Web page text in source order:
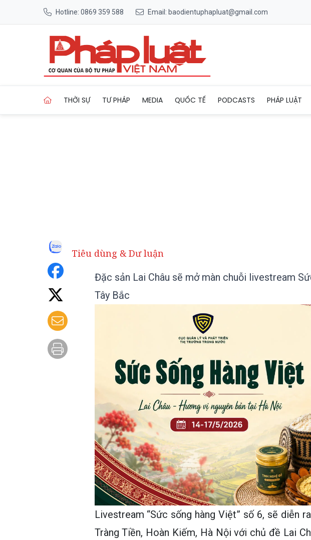
Hotline: 0869 359 588 Email: baodientuphapluat@gmail.com
THỜI SỰ TƯ PHÁP MEDIA QUỐC TẾ PODCASTS PHÁP LUẬT
Tiêu dùng & Dư luận
Đặc sản Lai Châu sẽ mở màn chuỗi livestream
Tây Bắc
Livestream “Sức sống hàng Việt” số 6, sẽ diễn
Tràng Tiền, Hoàn Kiếm, Hà Nội với chủ đề Lai